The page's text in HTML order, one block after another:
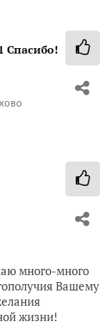
Спасибо!
много-много
Вашему
жизни!